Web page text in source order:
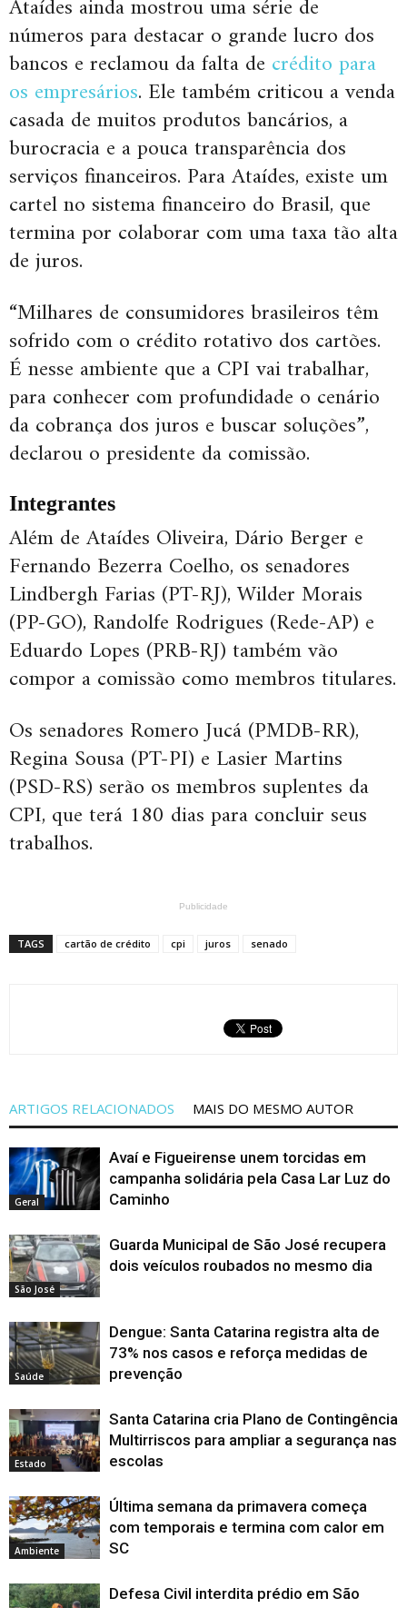
Ataídes ainda mostrou uma série de
números para destacar o grande lucro dos
bancos e reclamou da falta de crédito para
os empresários. Ele também criticou a venda
casada de muitos produtos bancários, a
burocracia e a pouca transparência dos
serviços financeiros. Para Ataídes, existe um
cartel no sistema financeiro do Brasil, que
termina por colaborar com uma taxa tão alta
de juros.
“Milhares de consumidores brasileiros têm
sofrido com o crédito rotativo dos cartões.
É nesse ambiente que a CPI vai trabalhar,
para conhecer com profundidade o cenário
da cobrança dos juros e buscar soluções”,
declarou o presidente da comissão.
Integrantes
Além de Ataídes Oliveira, Dário Berger e
Fernando Bezerra Coelho, os senadores
Lindbergh Farias (PT-RJ), Wilder Morais
(PP-GO), Randolfe Rodrigues (Rede-AP) e
Eduardo Lopes (PRB-RJ) também vão
compor a comissão como membros titulares.
Os senadores Romero Jucá (PMDB-RR),
Regina Sousa (PT-PI) e Lasier Martins
(PSD-RS) serão os membros suplentes da
CPI, que terá 180 dias para concluir seus
trabalhos.
Publicidade
TAGS cartão de crédito cpi juros senado
ARTIGOS RELACIONADOS MAIS DO MESMO AUTOR
Geral
Avaí e Figueirense unem torcidas em
campanha solidária pela Casa Lar Luz do
Caminho
São José
Guarda Municipal de São José recupera
dois veículos roubados no mesmo dia
Saúde
Dengue: Santa Catarina registra alta de
73% nos casos e reforça medidas de
prevenção
Estado
Santa Catarina cria Plano de Contingência
Multirriscos para ampliar a segurança nas
escolas
Ambiente
Última semana da primavera começa
com temporais e termina com calor em
SC
Defesa Civil interdita prédio em São